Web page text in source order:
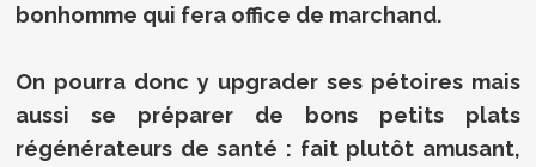
bonhomme qui fera office de marchand.
On pourra donc y upgrader ses pétoires mais
aussi se préparer de bons petits plats
régénérateurs de santé : fait plutôt amusant,